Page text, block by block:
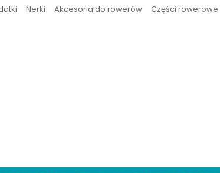
Nerki Akcesoria do rowerów Części rowerowe